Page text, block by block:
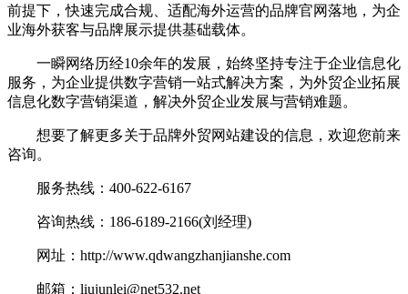
前提下，快速完成合规、适配海外运营的品牌官网落地，为企
业海外获客与品牌展示提供基础载体。
一瞬网络历经10余年的发展，始终坚持专注于企业信息化
服务，为企业提供数字营销一站式解决方案，为外贸企业拓展
信息化数字营销渠道，解决外贸企业发展与营销难题。
想要了解更多关于品牌外贸网站建设的信息，欢迎您前来
咨询。
服务热线：400-622-6167
咨询热线：186-6189-2166(刘经理)
网址：http://www.qdwangzhanjianshe.com
邮箱：liujunlei@net532.net